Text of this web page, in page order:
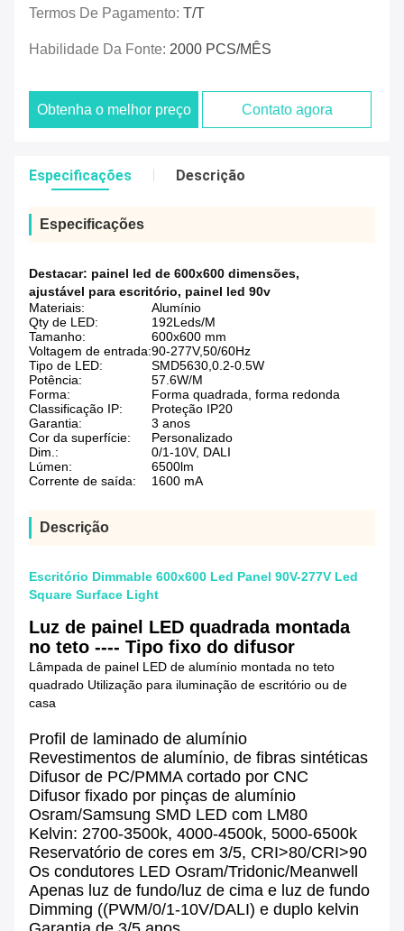
Termos De Pagamento: T/T
Habilidade Da Fonte: 2000 PCS/MÊS
Obtenha o melhor preço Contato agora
Especificações Descrição
Especificações
Destacar: painel led de 600x600 dimensões,
ajustável para escritório, painel led 90v
Materiais:
Alumínio
Qty de LED:
192Leds/M
Tamanho:
600x600 mm
Voltagem de entrada:90-277V,50/60Hz
Tipo de LED:
SMD5630,0.2-0.5W
Potência:
57.6W/M
Forma:
Forma quadrada, forma redonda
Classificação IP:
Proteção IP20
Garantia:
3 anos
Cor da superfície:
Personalizado
Dim.:
0/1-10V, DALI
Lúmen:
6500lm
Corrente de saída:
1600 mA
Descrição
Escritório Dimmable 600x600 Led Panel 90V-277V Led
Square Surface Light
Luz de painel LED quadrada montada
no teto ---- Tipo fixo do difusor
Lâmpada de painel LED de alumínio montada no teto
quadrado Utilização para iluminação de escritório ou de
casa
Profil de laminado de alumínio
Revestimentos de alumínio, de fibras sintéticas
Difusor de PC/PMMA cortado por CNC
Difusor fixado por pinças de alumínio
Osram/Samsung SMD LED com LM80
Kelvin: 2700-3500k, 4000-4500k, 5000-6500k
Reservatório de cores em 3/5, CRI>80/CRI>90
Os condutores LED Osram/Tridonic/Meanwell
Apenas luz de fundo/luz de cima e luz de fundo
Dimming ((PWM/0/1-10V/DALI) e duplo kelvin